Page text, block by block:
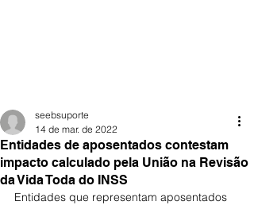
Entidades de aposentados contestam
impacto calculado pela União na Revisão
da Vida Toda do INSS
seebsuporte
14 de mar. de 2022
Entidades que representam aposentados